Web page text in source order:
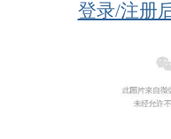
登录/注册